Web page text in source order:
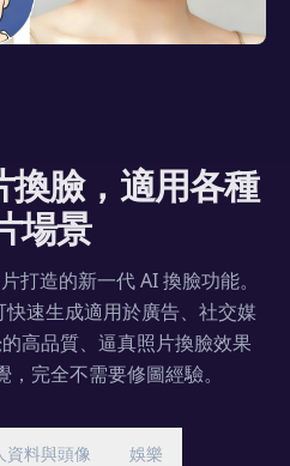
臉，適用各種
場景
造的新一代 AI 換臉功能。
速生成適用於廣告、社交媒
高品質、逼真照片換臉效果
完全不需要修圖經驗。
資料與頭像 娛樂